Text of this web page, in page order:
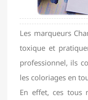
Les marqueurs
toxique et
professionnel, ils
les coloriages en
En effet, ces tous